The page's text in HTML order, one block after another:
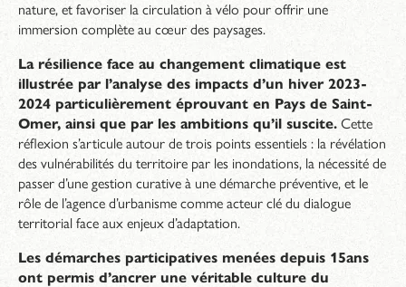
nature, et favoriser la circulation à vélo pour offrir une
immersion complète au cœur des paysages.
La résilience face au changement climatique est
illustrée par l’analyse des impacts d’un hiver 2023-
2024 particulièrement éprouvant en Pays de Saint-
Omer, ainsi que par les ambitions qu’il suscite. Cette
réflexion s’articule autour de trois points essentiels : la révélation
des vulnérabilités du territoire par les inondations, la nécessité de
passer d’une gestion curative à une démarche préventive, et le
rôle de l’agence d’urbanisme comme acteur clé du dialogue
territorial face aux enjeux d’adaptation.
Les démarches participatives menées depuis 15ans
ont permis d’ancrer une véritable culture du